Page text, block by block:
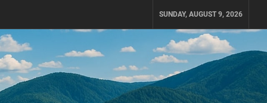
SUNDAY, AUGUST 9, 2026